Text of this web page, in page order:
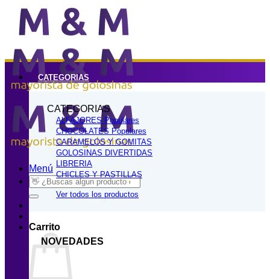
Saltar
contenido
Menú
Buscar
por:
Carrito
CATEGORIAS
CATEGORIAS
ALFAJORES
CHOCOLATES
CARAMELOS Y GOMITAS
GOLOSINAS DIVERTIDAS
LIBRERIA
CHICLES Y PASTILLAS
Ver todos los productos
NOVEDADES